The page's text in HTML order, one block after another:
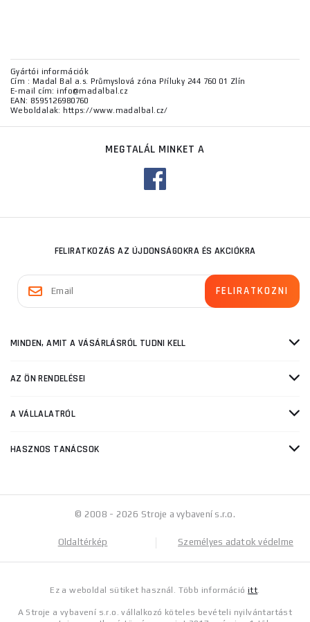
Gyártói információk
Cím : Madal Bal a.s. Průmyslová zóna Příluky 244 760 01 Zlín
E-mail cím: info@madalbal.cz
EAN: 8595126980760
Weboldalak: https://www.madalbal.cz/
MEGTALÁL MINKET A
FELIRATKOZÁS AZ ÚJDONSÁGOKRA ÉS AKCIÓKRA
MINDEN, AMIT A VÁSÁRLÁSRÓL TUDNI KELL
AZ ÖN RENDELÉSEI
A VÁLLALATRÓL
HASZNOS TANÁCSOK
© 2008 - 2026 Stroje a vybavení s.r.o.
Oldaltérkép Személyes adatok védelme
Ez a weboldal sütiket használ. Több információitt.
A Stroje a vybavení s.r.o. vállalkozó köteles bevételi nyilvántartást